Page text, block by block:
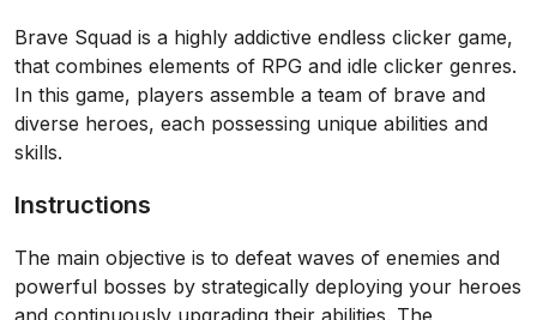
Brave Squad is a highly addictive endless clicker game,
that combines elements of RPG and idle clicker genres.
In this game, players assemble a team of brave and
diverse heroes, each possessing unique abilities and
skills.
Instructions
The main objective is to defeat waves of enemies and
powerful bosses by strategically deploying your heroes
and continuously upgrading their abilities. The